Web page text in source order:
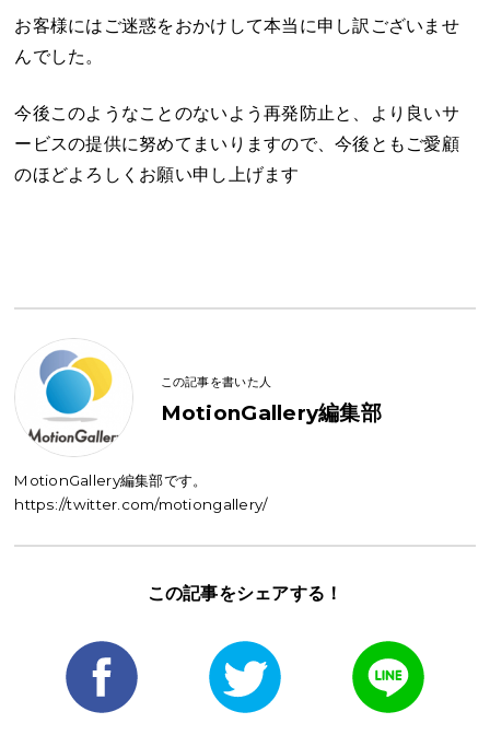
お客様にはご迷惑をおかけして本当に申し訳ございませ
んでした。
今後このようなことのないよう再発防止と、より良いサ
ービスの提供に努めてまいりますので、今後ともご愛顧
のほどよろしくお願い申し上げます
この記事を書いた人
MotionGallery編集部
MotionGallery編集部です。
https://twitter.com/motiongallery/
この記事をシェアする！